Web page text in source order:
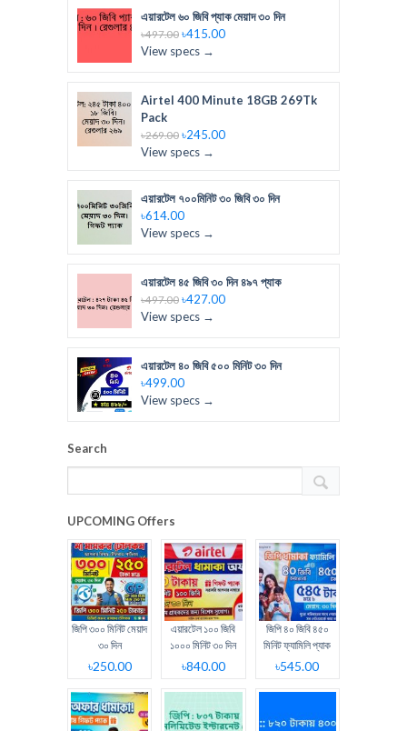
এয়ারটেল ৬০ জিবি প্যাক মেয়াদ ৩০ দিন
৳497.00 ৳415.00
View specs →
Airtel 400 Minute 18GB 269Tk
Pack
৳269.00 ৳245.00
View specs →
এয়ারটেল ৭০০মিনিট ৩০ জিবি ৩০ দিন
৳614.00
View specs →
এয়ারটেল ৪৫ জিবি ৩০ দিন ৪৯৭ প্যাক
৳497.00 ৳427.00
View specs →
এয়ারটেল ৪০ জিবি ৫০০ মিনিট ৩০ দিন
৳499.00
View specs →
Search
UPCOMING Offers
জিপি ৩০০ মিনিট মেয়াদ
৩০ দিন
৳250.00
এয়ারটেল ১০০ জিবি
১০০০ মিনিট ৩০ দিন
৳840.00
জিপি ৪০ জিবি ৪৫০
মিনিট ফ্যামিলি প্যাক
৳545.00